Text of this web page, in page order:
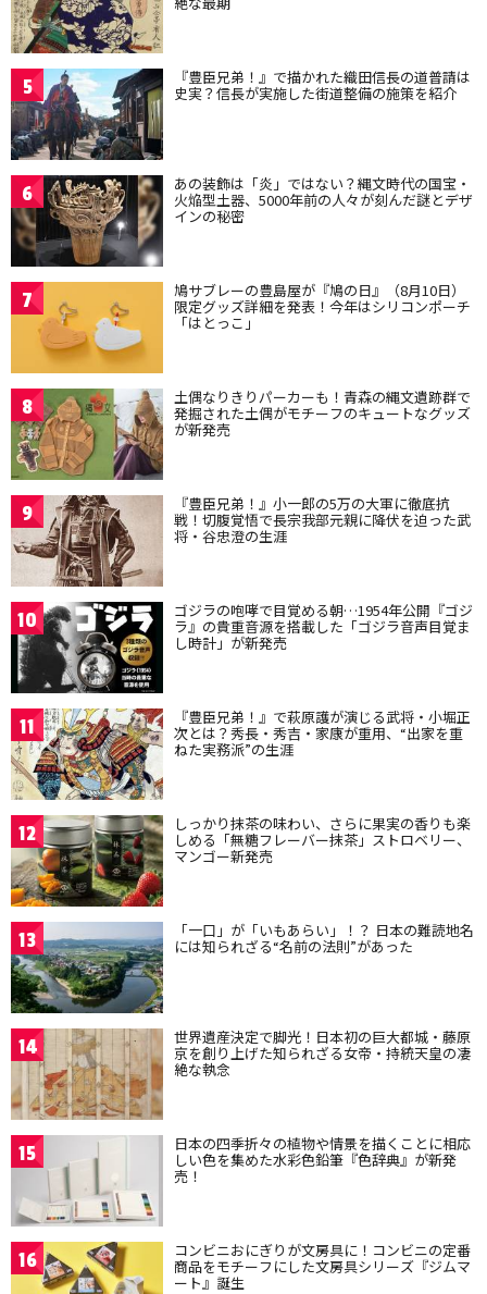
5 『豊臣兄弟！』で描かれた織田信長の道普請は
史実？信長が実施した街道整備の施策を紹介
6 あの装飾は「炎」ではない？縄文時代の国宝・
火焔型土器、5000年前の人々が刻んだ謎とデザ
インの秘密
7 鳩サブレーの豊島屋が『鳩の日』（8月10日）
限定グッズ詳細を発表！今年はシリコンポーチ
「はとっこ」
8 土偶なりきりパーカーも！青森の縄文遺跡群で
発掘された土偶がモチーフのキュートなグッズ
が新発売
9 『豊臣兄弟！』小一郎の5万の大軍に徹底抗
戦！切腹覚悟で長宗我部元親に降伏を迫った武
将・谷忠澄の生涯
10 ゴジラの咆哮で目覚める朝…1954年公開『ゴジ
ラ』の貴重音源を搭載した「ゴジラ音声目覚ま
し時計」が新発売
11 『豊臣兄弟！』で萩原護が演じる武将・小堀正
次とは？秀長・秀吉・家康が重用、“出家を重
ねた実務派”の生涯
12 しっかり抹茶の味わい、さらに果実の香りも楽
しめる「無糖フレーバー抹茶」ストロベリー、
マンゴー新発売
13 「一口」が「いもあらい」！？ 日本の難読地名
には知られざる“名前の法則”があった
14 世界遺産決定で脚光！日本初の巨大都城・藤原
京を創り上げた知られざる女帝・持統天皇の凄
絶な執念
15 日本の四季折々の植物や情景を描くことに相応
しい色を集めた水彩色鉛筆『色辞典』が新発
売！
16 コンビニおにぎりが文房具に！コンビニの定番
商品をモチーフにした文房具シリーズ『ジムマ
ート』誕生